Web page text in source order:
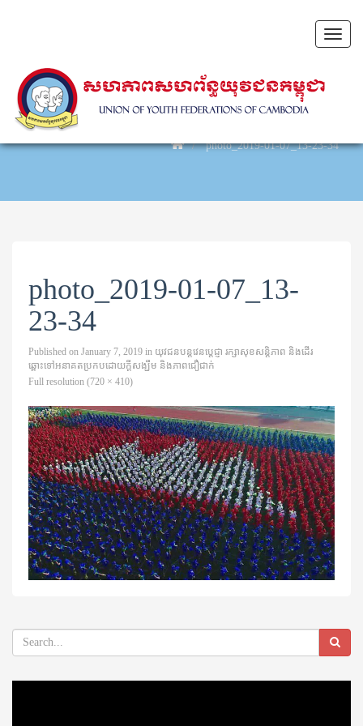
Toggle
photo_2019-01-07_13-23-34
photo_2019-01-07_13-
23-34
Published on January 7, 2019 in យុវជនបន្តវេនប្តេជ្ញា រក្សា​សុខសន្តិភាព និង​ដើរ​
ឆ្ពោះ​ទៅ​អនាគត​ប្រកប​ដោយក្តីសង្ឃឹម និង​ភាពជឿជាក់
Full resolution (720 × 410)